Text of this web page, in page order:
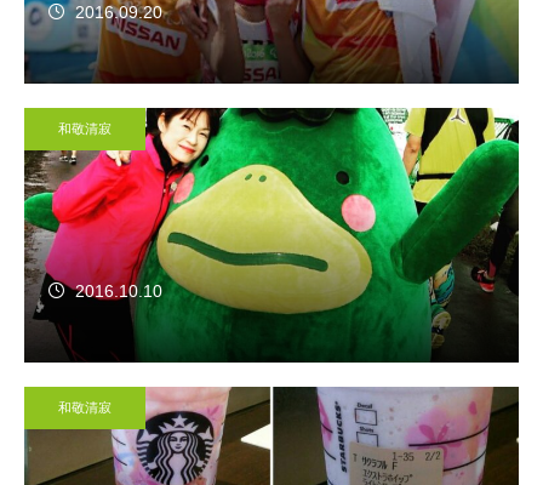
2016.09.20
和敬清寂
2016.10.10
和敬清寂